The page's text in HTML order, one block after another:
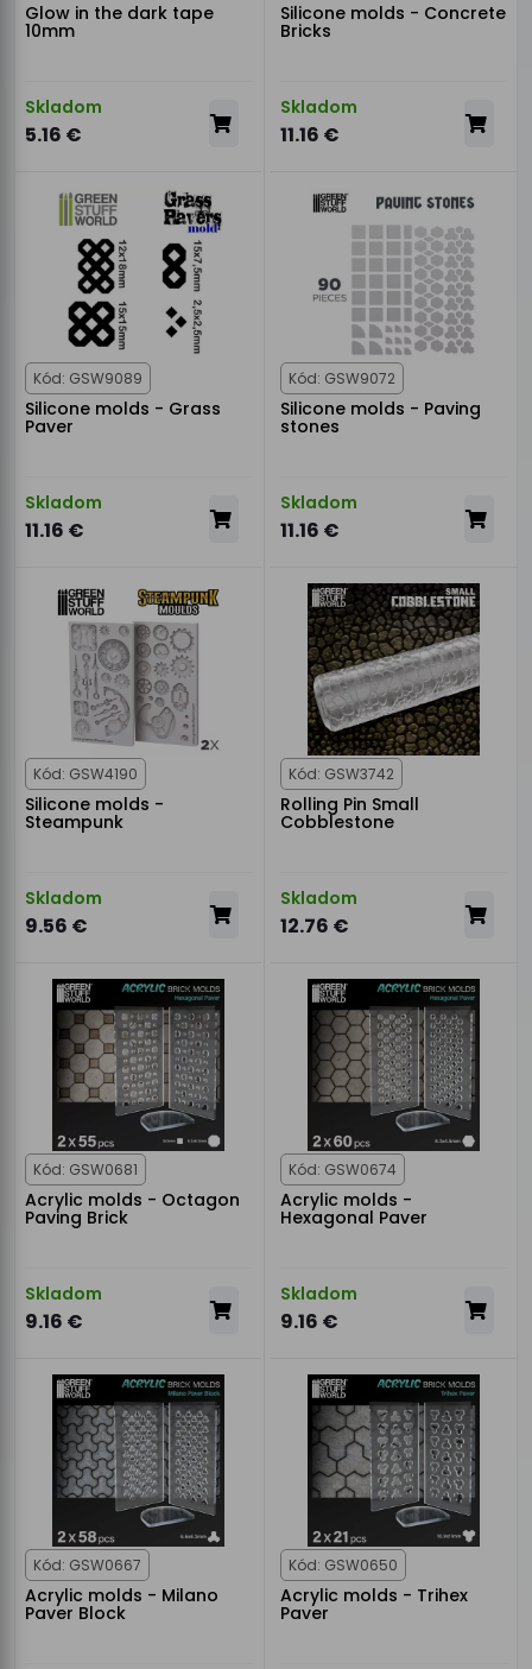
Glow in the dark tape
10mm
Skladom
5.16 €
Silicone molds - Concrete
Bricks
Skladom
11.16 €
Kód: GSW9089
Silicone molds - Grass
Paver
Skladom
11.16 €
Kód: GSW9072
Silicone molds - Paving
stones
Skladom
11.16 €
Kód: GSW4190
Silicone molds -
Steampunk
Skladom
9.56 €
Kód: GSW3742
Rolling Pin Small
Cobblestone
Skladom
12.76 €
Kód: GSW0681
Acrylic molds - Octagon
Paving Brick
Skladom
9.16 €
Kód: GSW0674
Acrylic molds -
Hexagonal Paver
Skladom
9.16 €
Kód: GSW0667
Acrylic molds - Milano
Paver Block
Kód: GSW0650
Acrylic molds - Trihex
Paver